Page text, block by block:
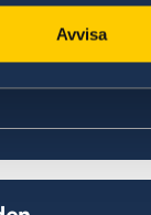
Avvisa